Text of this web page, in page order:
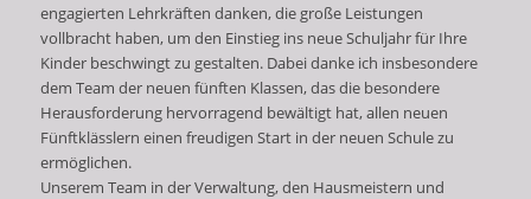
engagierten Lehrkräften danken, die große Leistungen
vollbracht haben, um den Einstieg ins neue Schuljahr für Ihre
Kinder beschwingt zu gestalten. Dabei danke ich insbesondere
dem Team der neuen fünften Klassen, das die besondere
Herausforderung hervorragend bewältigt hat, allen neuen
Fünftklässlern einen freudigen Start in der neuen Schule zu
ermöglichen.
Unserem Team in der Verwaltung, den Hausmeistern und